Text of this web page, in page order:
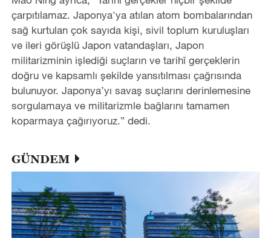
çarpıtılamaz. Japonya'ya atılan atom bombalarından
sağ kurtulan çok sayıda kişi, sivil toplum kuruluşları
ve ileri görüşlü Japon vatandaşları, Japon
militarizminin işlediği suçların ve tarihî gerçeklerin
doğru ve kapsamlı şekilde yansıtılması çağrısında
bulunuyor. Japonya’yı savaş suçlarını derinlemesine
sorgulamaya ve militarizmle bağlarını tamamen
koparmaya çağırıyoruz.” dedi.
GÜNDEM